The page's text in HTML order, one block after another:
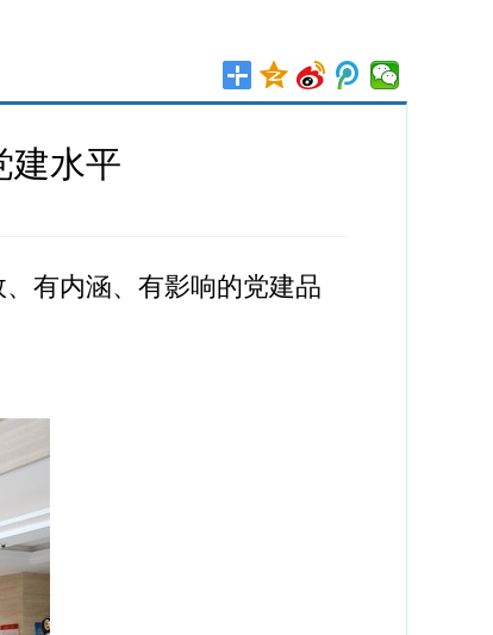
建水平
有内涵、有影响的党建品